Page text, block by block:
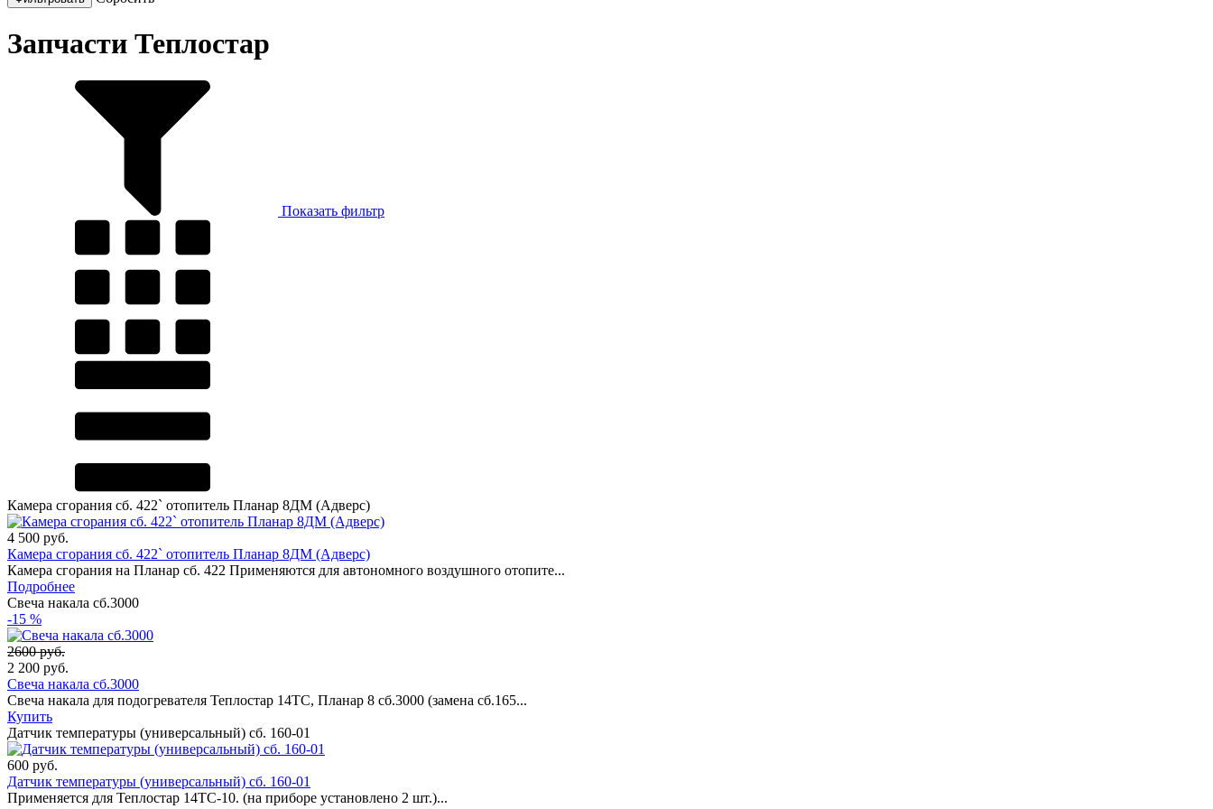
Запчасти Теплостар
Показать фильтр
Камера сгорания сб. 422` отопитель Планар 8ДМ (Адверс)
4 500 руб.
Камера сгорания сб. 422` отопитель Планар 8ДМ (Адверс)
Камера сгорания на Планар сб. 422 Применяются для автономного воздушного отопите...
Подробнее
Свеча накала сб.3000
-15 %
2600 руб.
2 200 руб.
Свеча накала сб.3000
Свеча накала для подогревателя Теплостар 14ТС, Планар 8 сб.3000 (замена сб.165...
Купить
Датчик температуры (универсальный) сб. 160-01
600 руб.
Датчик температуры (универсальный) сб. 160-01
Применяется для Теплостар 14ТС-10. (на приборе установлено 2 шт.)...